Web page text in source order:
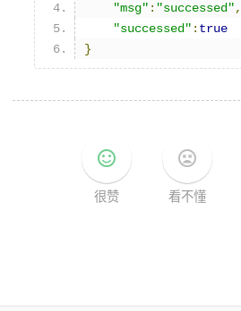
"msg" : "successed",
"successed" : true
}
sentiment_satisfied
很赞
sentiment_very_dissatisfied
看不懂